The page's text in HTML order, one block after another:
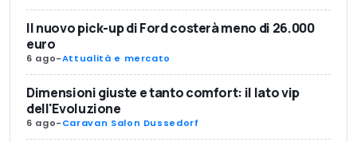
Il nuovo pick-up di Ford costerà meno di 26.000
euro
6 ago-Attualità e mercato
Dimensioni giuste e tanto comfort: il lato vip
dell'Evoluzione
6 ago-Caravan Salon Dussedorf